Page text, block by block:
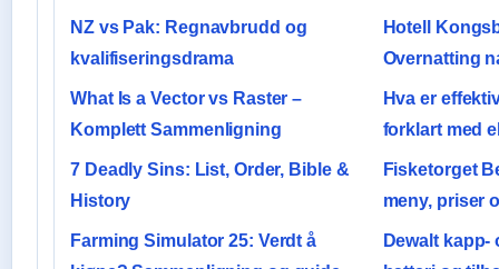
NZ vs Pak: Regnavbrudd og
kvalifiseringsdrama
Hotell
Overnatting
What Is a Vector vs Raster –
Komplett Sammenligning
Hva er
forklart med
7 Deadly Sins: List, Order, Bible &
History
Fisketorget
meny, priser
Farming Simulator 25: Verdt å
Dewalt